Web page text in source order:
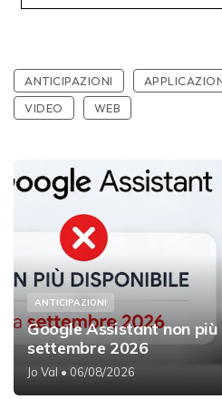
ANTICIPAZIONI
VIDEO
WEB
ANTICIPAZIONI
Google Assistant non
settembre 2026
Jo Val • 06/08/2026